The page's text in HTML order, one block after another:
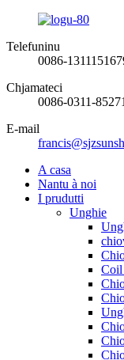
Telefuninu
0086-
Chjamateci
0086-0311-
E-mail
A casa
Nantu à noi
I prudutti
Unghie
Coil